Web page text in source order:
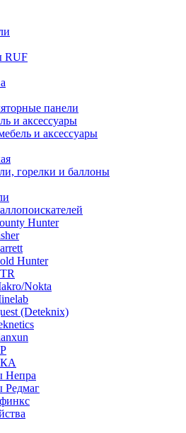
RUF
панели
и аксессуары
и аксессуары
горелки и баллоны
Hunter
Hunter
Nokta
(Deteknix)
Непра
Редмаг